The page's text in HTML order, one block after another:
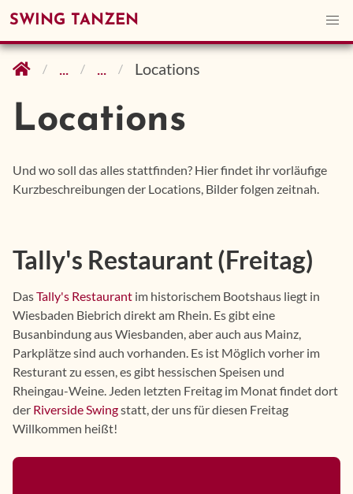
SWING TANZEN
... ... Locations
Locations
Und wo soll das alles stattfinden? Hier findet ihr vorläufige
Kurzbeschreibungen der Locations, Bilder folgen zeitnah.
Tally's Restaurant (Freitag)
DasTally's Restaurant im historischem Bootshaus liegt in
Wiesbaden Biebrich direkt am Rhein. Es gibt eine
Busanbindung aus Wiesbanden, aber auch aus Mainz,
Parkplätze sind auch vorhanden. Es ist Möglich vorher im
Resturant zu essen, es gibt hessischen Speisen und
Rheingau-Weine. Jeden letzten Freitag im Monat findet dort
der Riverside Swingstatt, der uns für diesen Freitag
Willkommen heißt!